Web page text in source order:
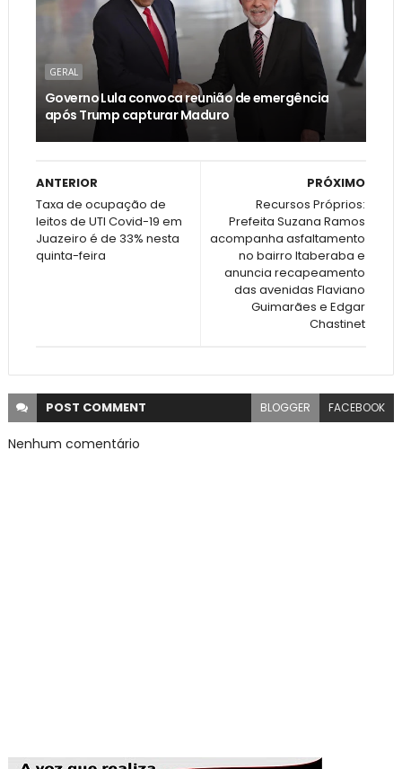
GERAL
Governo Lula convoca reunião de emergência
após Trump capturar Maduro
PRÓXIMO
Recursos Próprios:
Prefeita Suzana Ramos
acompanha asfaltamento
no bairro Itaberaba e
anuncia recapeamento
das avenidas Flaviano
Guimarães e Edgar
Chastinet
ANTERIOR
Taxa de ocupação de
leitos de UTI Covid-19 em
Juazeiro é de 33% nesta
quinta-feira
POST COMMENT BLOGGER FACEBOOK
Nenhum comentário